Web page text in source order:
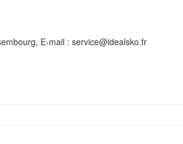
E-mail : service@idealsko.fr